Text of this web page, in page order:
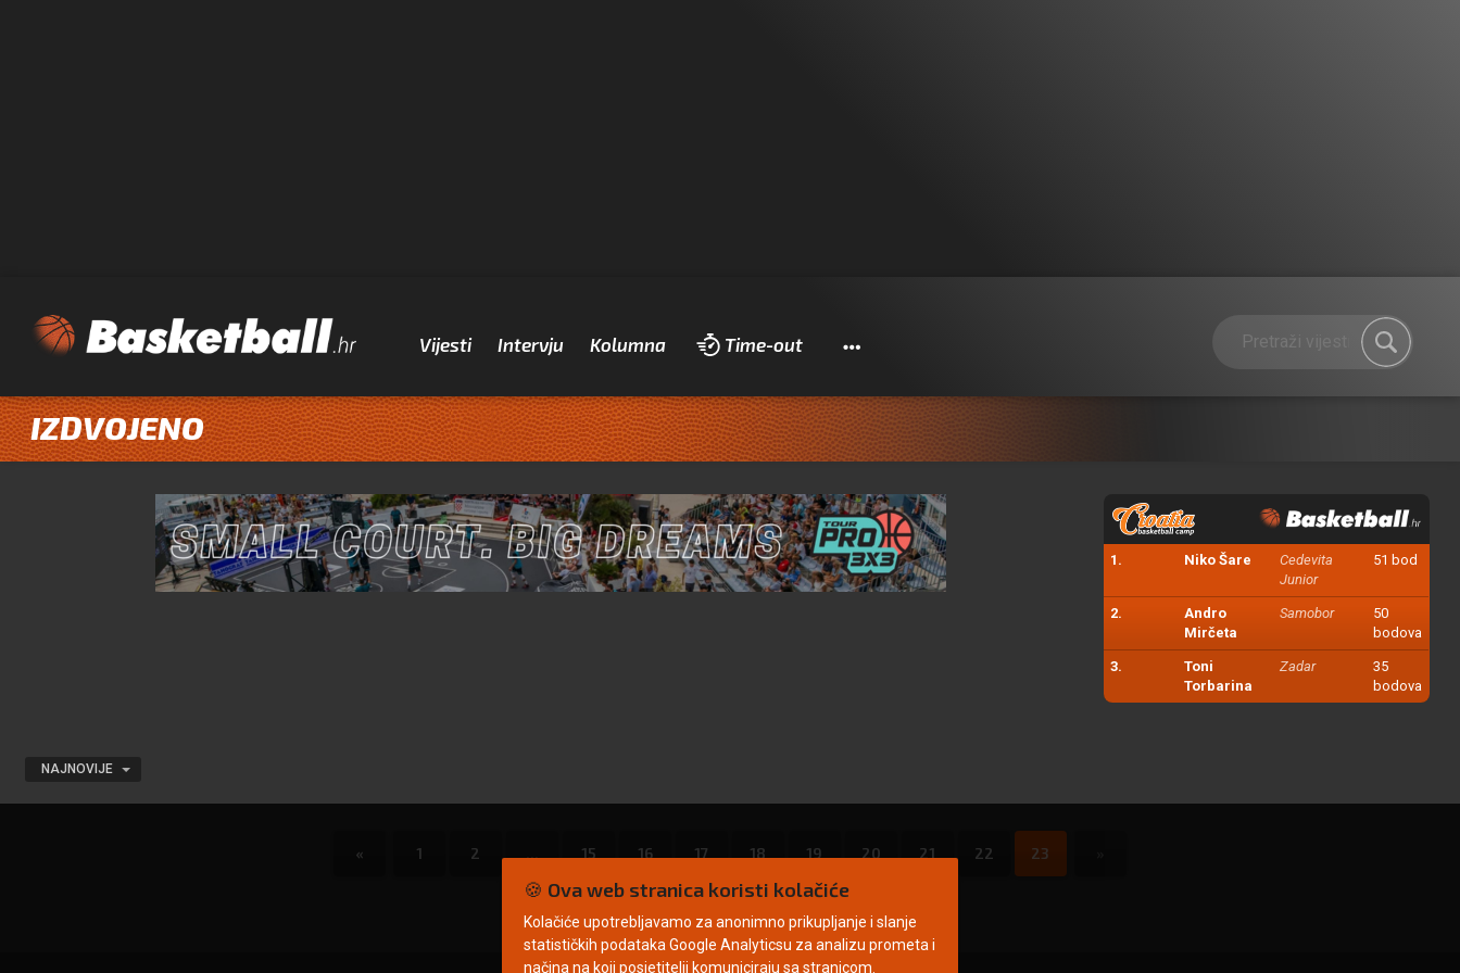
Vijesti Intervju Kolumna Time-out Pretraži
IZDVOJENO
1. Niko Šare
Cedevita
Junior
51 bod
2.
Andro
Mirčeta
Samobor
50
bodova
3.
Toni
Torbarina
Zadar
35
bodova
NAJNOVIJE
« 1 2 15 16 17 18 19 20 21 22 23
🍪 Ova web stranica koristi kolačiće
Kolačiće upotrebljavamo za anonimno prikupljanje i slanje
statističkih podataka Google Analyticsu za analizu prometa i
načina na koji posjetitelji komuniciraju sa stranicom.